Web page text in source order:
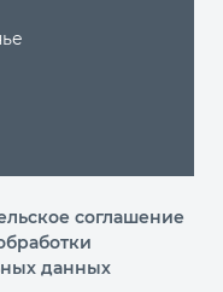
соглашение
данных